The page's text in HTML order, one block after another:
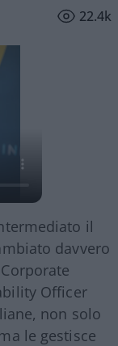
22.4k
il
davvero
Officer
non solo
le gestisce